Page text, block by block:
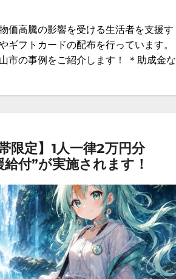
価高騰の影響を受ける生活者を支援す
ギフトカードの配布を行っています。
市の事例をご紹介します！ ＊助成金な
限定】1人一律2万円分
付”が実施されます！